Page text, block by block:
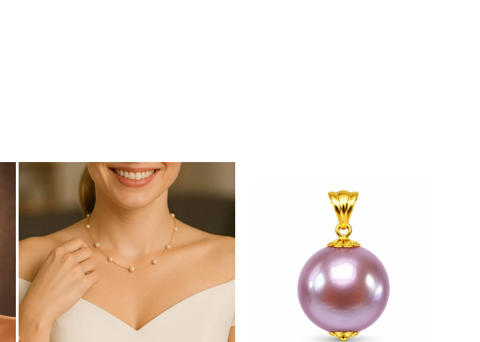
țări. Toate produsele sunt realizate din perle naturale de cultură, selectate manual,
de garanție și autenticitate care atestă proveniența naturală a perlelor.
și stil, creat să fie purtat cu bucurie zi de zi.
împreună cu o pereche de
brățarăasortată.